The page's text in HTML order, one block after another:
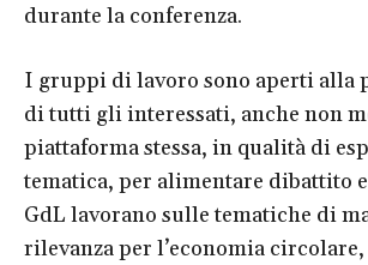
durante la conferenza.
I gruppi di lavoro sono aperti alla
di tutti gli interessati, anche non
piattaforma stessa, in qualità di
tematica, per alimentare dibattito
GdL lavorano sulle tematiche di
rilevanza per l’economia circolare,